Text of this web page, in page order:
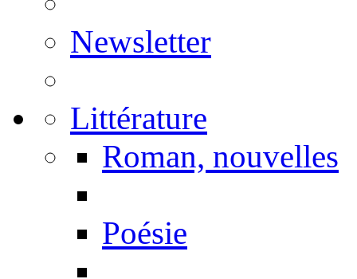
Newsletter
Littérature
Roman, nouvelles
Poésie